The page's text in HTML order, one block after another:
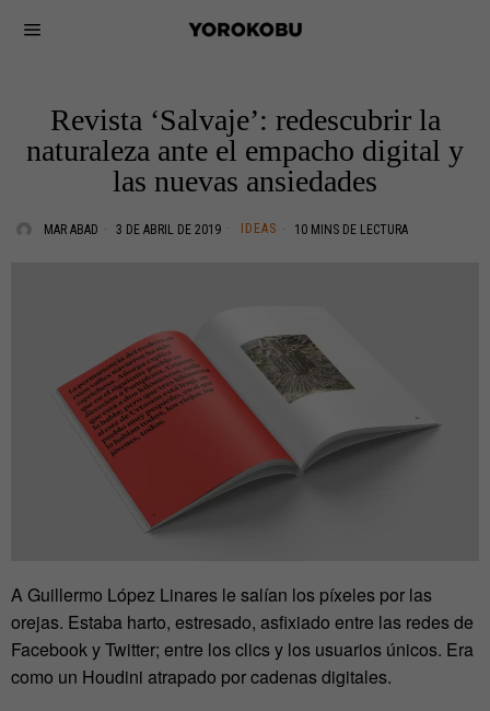
Revista ‘Salvaje’: redescubrir la
naturaleza ante el empacho digital y
las nuevas ansiedades
MAR ABAD 3 DE ABRIL DE 2019 IDEAS 10 MINS DE LECTURA
A Guillermo López Linares le salían los píxeles por las
orejas. Estaba harto, estresado, asfixiado entre las redes de
Facebook y Twitter; entre los clics y los usuarios únicos. Era
como un Houdini atrapado por cadenas digitales.